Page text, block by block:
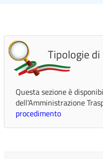
Tipologie
Questa sezione è
dell'Amministrazione
procedimento